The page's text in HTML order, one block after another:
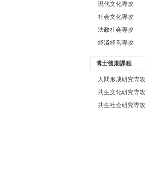
現代文化専攻
社会文化専攻
法政社会専攻
経済経営専攻
博士後期課程
人間形成研究専攻
共生文化研究専攻
共生社会研究専攻